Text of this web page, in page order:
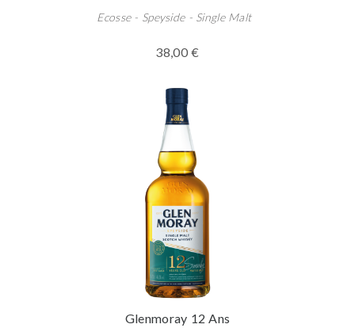
Ecosse - Speyside - Single Malt
38,00 €
Glenmoray 12 Ans